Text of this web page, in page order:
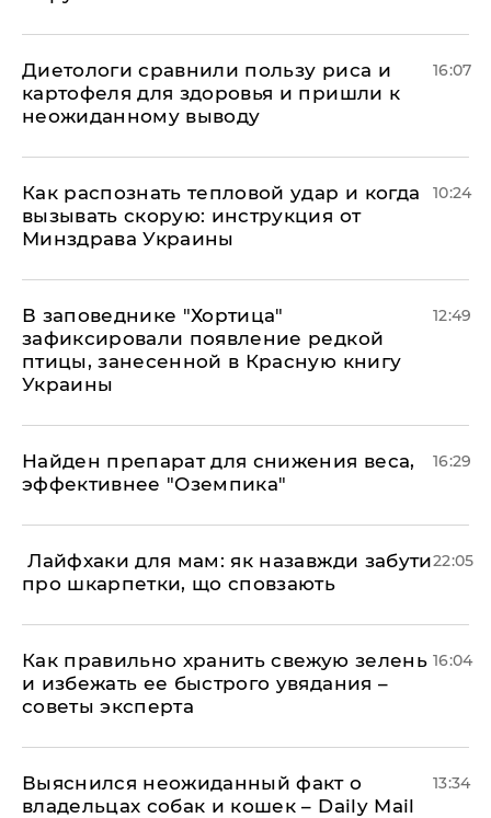
Диетологи сравнили пользу риса и
картофеля для здоровья и пришли к
неожиданному выводу
16:07
Как распознать тепловой удар и когда
вызывать скорую: инструкция от
Минздрава Украины
10:24
В заповеднике "Хортица"
зафиксировали появление редкой
птицы, занесенной в Красную книгу
Украины
12:49
Найден препарат для снижения веса,
эффективнее "Оземпика"
16:29
​ Лайфхаки для мам: як назавжди забути
про шкарпетки, що сповзають
22:05
Как правильно хранить свежую зелень
и избежать ее быстрого увядания –
советы эксперта
16:04
Выяснился неожиданный факт о
владельцах собак и кошек – Daily Mail
13:34